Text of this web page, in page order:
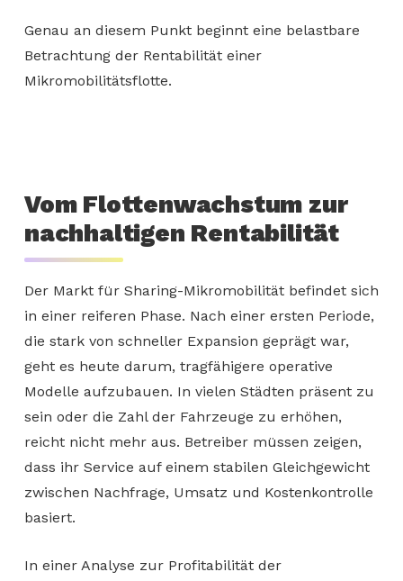
Genau an diesem Punkt beginnt eine belastbare
Betrachtung der Rentabilität einer
Mikromobilitätsflotte.
Vom Flottenwachstum zur
nachhaltigen Rentabilität
Der Markt für Sharing-Mikromobilität befindet sich
in einer reiferen Phase. Nach einer ersten Periode,
die stark von schneller Expansion geprägt war,
geht es heute darum, tragfähigere operative
Modelle aufzubauen. In vielen Städten präsent zu
sein oder die Zahl der Fahrzeuge zu erhöhen,
reicht nicht mehr aus. Betreiber müssen zeigen,
dass ihr Service auf einem stabilen Gleichgewicht
zwischen Nachfrage, Umsatz und Kostenkontrolle
basiert.
In einer Analyse zur Profitabilität der